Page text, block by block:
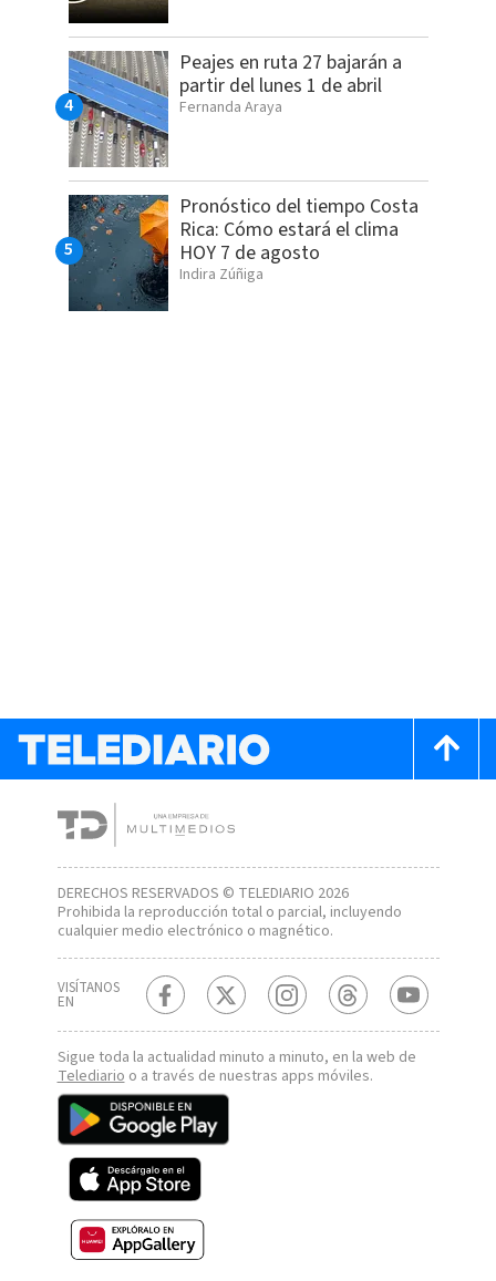
Peajes en ruta 27 bajarán a
partir del lunes 1 de abril
Fernanda Araya
Pronóstico del tiempo Costa
Rica: Cómo estará el clima
HOY 7 de agosto
Indira Zúñiga
DERECHOS RESERVADOS © TELEDIARIO 2026
Prohibida la reproducción total o parcial, incluyendo
cualquier medio electrónico o magnético.
VISÍTANOS
EN
Sigue toda la actualidad minuto a minuto, en la web de
Telediarioo a través de nuestras apps móviles.